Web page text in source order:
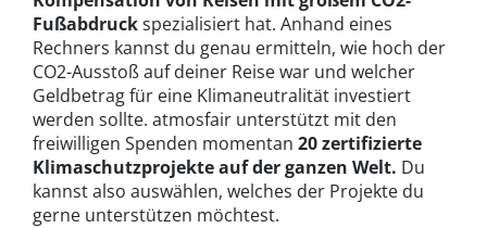
Fußabdruckspezialisiert hat. Anhand eines
Rechners kannst du genau ermitteln, wie hoch der
CO2-Ausstoß auf deiner Reise war und welcher
Geldbetrag für eine Klimaneutralität investiert
werden sollte. atmosfair unterstützt mit den
freiwilligen Spenden momentan 20 zertifizierte
Klimaschutzprojekte auf der ganzen Welt. Du
kannst also auswählen, welches der Projekte du
gerne unterstützen möchtest.